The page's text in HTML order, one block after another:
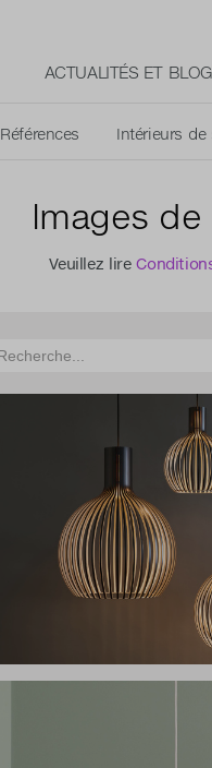
ACTUALITÉS ET BLOG
Références Intérieurs de
Images
Veuillez lire